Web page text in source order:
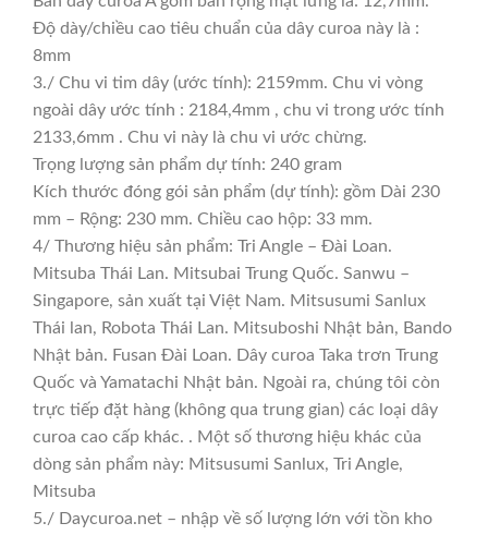
Độ dày/chiều cao tiêu chuẩn của dây curoa này là :
8mm
3./ Chu vi tim dây (ước tính): 2159mm. Chu vi vòng
ngoài dây ước tính : 2184,4mm , chu vi trong ước tính
2133,6mm . Chu vi này là chu vi ước chừng.
Trọng lượng sản phẩm dự tính: 240 gram
Kích thước đóng gói sản phẩm (dự tính): gồm Dài 230
mm – Rộng: 230 mm. Chiều cao hộp: 33 mm.
4/ Thương hiệu sản phẩm: Tri Angle – Đài Loan.
Mitsuba Thái Lan. Mitsubai Trung Quốc. Sanwu –
Singapore, sản xuất tại Việt Nam. Mitsusumi Sanlux
Thái lan, Robota Thái Lan. Mitsuboshi Nhật bản, Bando
Nhật bản. Fusan Đài Loan. Dây curoa Taka trơn Trung
Quốc và Yamatachi Nhật bản. Ngoài ra, chúng tôi còn
trực tiếp đặt hàng (không qua trung gian) các loại dây
curoa cao cấp khác. . Một số thương hiệu khác của
dòng sản phẩm này: Mitsusumi Sanlux, Tri Angle,
Mitsuba
5./ Daycuroa.net – nhập về số lượng lớn với tồn kho